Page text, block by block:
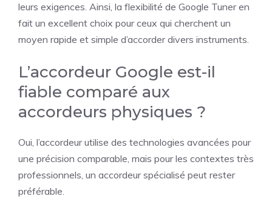
leurs exigences. Ainsi, la flexibilité de Google Tuner en
fait un excellent choix pour ceux qui cherchent un
moyen rapide et simple d’accorder divers instruments.
L’accordeur Google est-il
fiable comparé aux
accordeurs physiques ?
Oui, l’accordeur utilise des technologies avancées pour
une précision comparable, mais pour les contextes très
professionnels, un accordeur spécialisé peut rester
préférable.